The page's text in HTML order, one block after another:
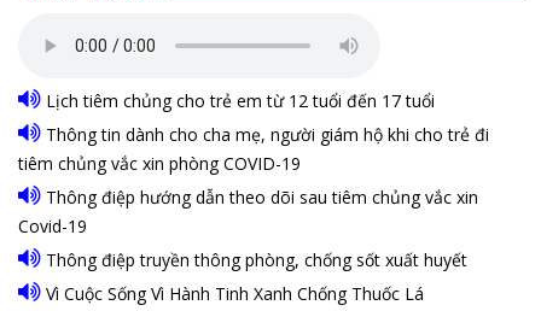
Lịch tiêm chủng cho trẻ em từ 12 tuổi đến 17 tuổi
Thông tin dành cho cha mẹ, người giám hộ khi cho trẻ đi
tiêm chủng vắc xin phòng COVID-19
Thông điệp hướng dẫn theo dõi sau tiêm chủng vắc xin
Covid-19
Thông điệp truyền thông phòng, chống sốt xuất huyết
Vì Cuộc Sống Vì Hành Tinh Xanh Chống Thuốc Lá